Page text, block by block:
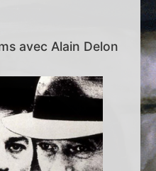
avec Alain Delon